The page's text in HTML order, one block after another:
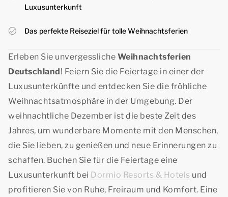
Luxusunterkunft
Das perfekte Reiseziel für tolle Weihnachtsferien
Erleben Sie unvergessliche Weihnachtsferien
Deutschland! Feiern Sie die Feiertage in einer der
Luxusunterkünfte und entdecken Sie die fröhliche
Weihnachtsatmosphäre in der Umgebung. Der
weihnachtliche Dezember ist die beste Zeit des
Jahres, um wunderbare Momente mit den Menschen,
die Sie lieben, zu genießen und neue Erinnerungen zu
schaffen. Buchen Sie für die Feiertage eine
Luxusunterkunft bei Dormio Resorts & Hotels und
profitieren Sie von Ruhe, Freiraum und Komfort. Eine